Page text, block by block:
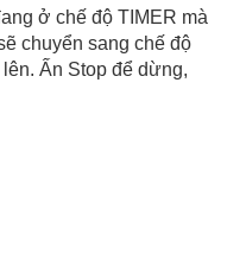
ở chế độ TIMER mà
chuyển sang chế độ
Ấn Stop để dừng,